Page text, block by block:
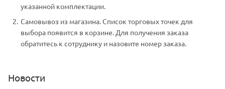
указанной комплектации.
Самовывоз из магазина. Список торговых точек для
выбора появится в корзине. Для получения заказа
обратитесь к сотруднику и назовите номер заказа.
Новости